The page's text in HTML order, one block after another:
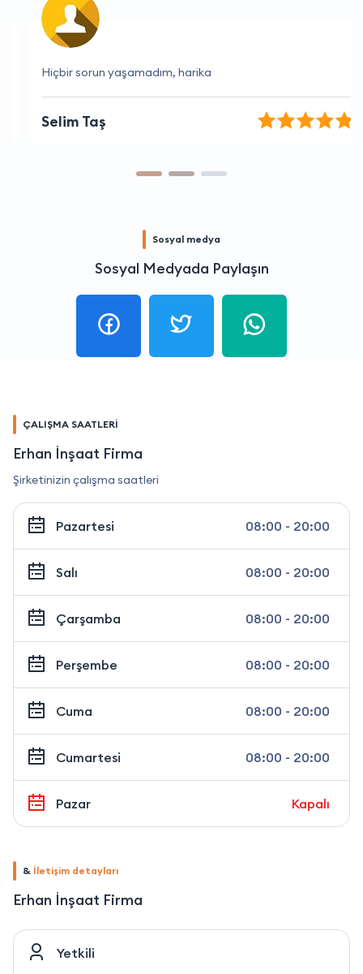
Hiçbir sorun yaşamadım, harika
Selim Taş
Sosyal medya
Sosyal Medyada Paylaşın
ÇALIŞMA SAATLERİ
Erhan İnşaat Firma
Şirketinizin çalışma saatleri
Pazartesi 08:00 - 20:00
Salı 08:00 - 20:00
Çarşamba 08:00 - 20:00
Perşembe 08:00 - 20:00
Cuma 08:00 - 20:00
Cumartesi 08:00 - 20:00
Pazar Kapalı
& İletişim detayları
Erhan İnşaat Firma
Yetkili